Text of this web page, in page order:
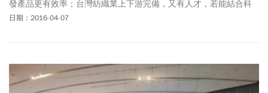
發產品更有效率；台灣紡織業上下游完備，又有人才，若能結合科
技，將有機會成為國際一流品牌。
日期：2016-04-07